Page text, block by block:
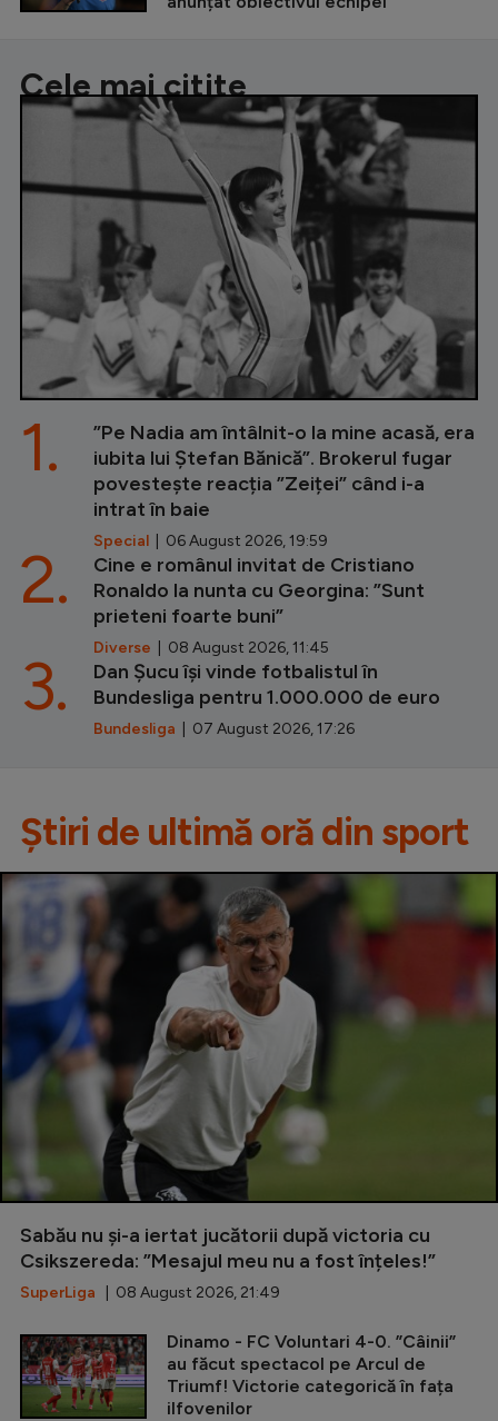
Cele mai citite
”Pe Nadia am întâlnit-o la mine acasă, era
iubita lui Ștefan Bănică”. Brokerul fugar
povestește reacția ”Zeiței” când i-a
intrat în baie
Special | 06 August 2026, 19:59
1.
Cine e românul invitat de Cristiano
Ronaldo la nunta cu Georgina: ”Sunt
prieteni foarte buni”
Diverse | 08 August 2026, 11:45
2.
Dan Șucu își vinde fotbalistul în
Bundesliga pentru 1.000.000 de euro
Bundesliga | 07 August 2026, 17:26
3.
Știri de ultimă oră din sport
Sabău nu și-a iertat jucătorii după victoria cu
Csikszereda: ”Mesajul meu nu a fost înțeles!”
SuperLiga | 08 August 2026, 21:49
Dinamo - FC Voluntari 4-0. ”Câinii”
au făcut spectacol pe Arcul de
Triumf! Victorie categorică în fața
ilfovenilor